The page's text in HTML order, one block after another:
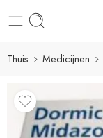
Thuis Medicijnen